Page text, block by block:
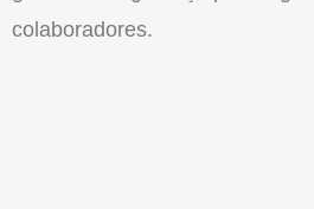
colaboradores.